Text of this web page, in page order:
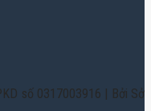
số 0317003916 | Bởi Sở